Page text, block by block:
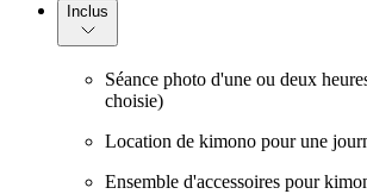
Inclus
Séance photo d'une ou deux
choisie)
Location de kimono pour une
Ensemble d'accessoires pour